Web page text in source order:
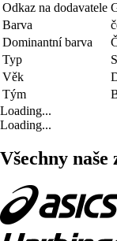
Odkaz na dodavatele
Barva
Dominantní barva
Typ
Věk
Tým
Loading...
Loading...
Všechny naše